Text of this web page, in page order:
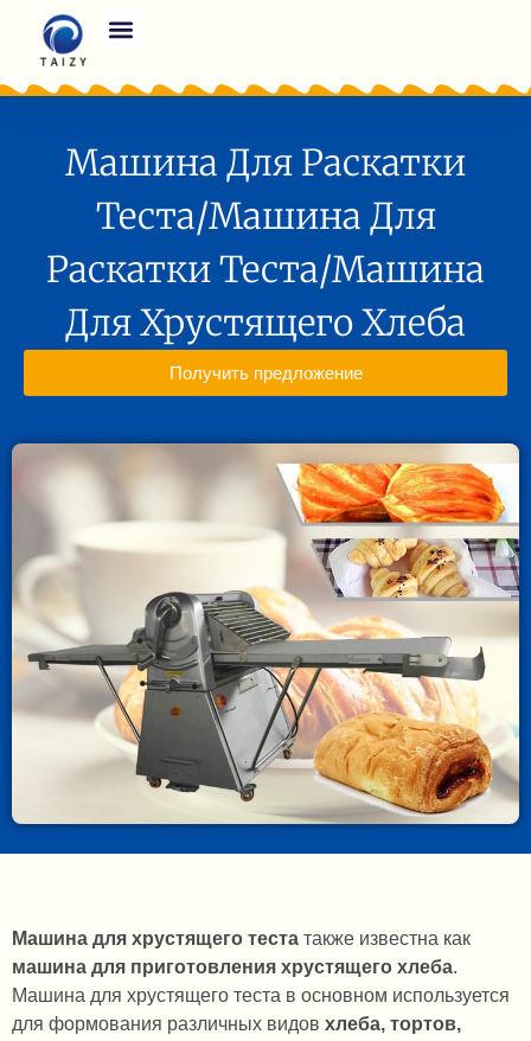
Машина Для Раскатки
Теста/машина Для
Раскатки Теста/машина
Для Хрустящего Хлеба
Получить предложение
Машина для хрустящего теста также известна как
машина для приготовления хрустящего хлеба.
Машина для хрустящего теста в основном используется
для формования различных видов хлеба, тортов,